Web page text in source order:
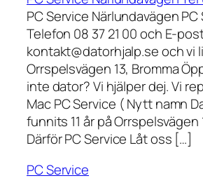
PC Service Närlundavägen
Telefon 08 37 21 00 och E-
kontakt@datorhjalp.se och vi
Orrspelsvägen 13, Bromma
inte dator? Vi hjälper dej. Vi
Mac PC Service ( Nytt namn
funnits 11 år på Orrspelsvägen
Därför PC Service Låt oss […]
PC Service